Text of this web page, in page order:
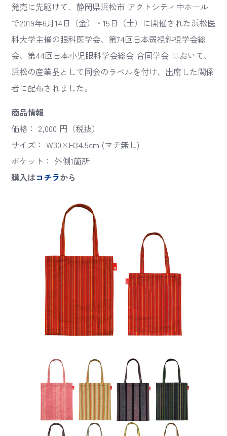
発売に先駆けて、静岡県浜松市 アクトシティ中ホール
で2019年6月14日（金）・15日（土）に開催された浜松医
科大学主催の眼科医学会、第74回日本弱視斜視学会総
会、第44回日本小児眼科学会総会 合同学会 において、
浜松の産業品として同会のラベルを付け、出席した関係
者に配布されました。
商品情報
価格： 2,000 円（税抜）
サイズ： W30×H34.5cm (マチ無し)
ポケット： 外側1箇所
購入はコチラから